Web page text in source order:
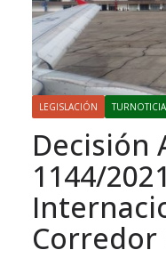
LEGISLACIÓN
Decisión
1144/
Corredor